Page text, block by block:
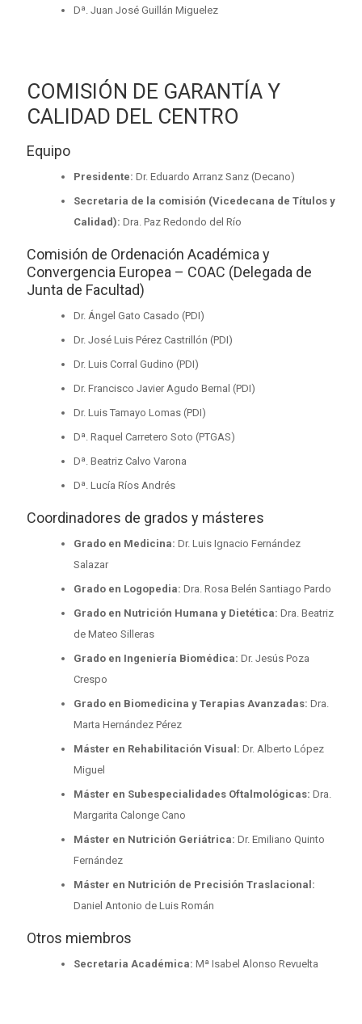
Dª. Juan José Guillán Miguelez
COMISIÓN DE GARANTÍA Y
CALIDAD DEL CENTRO
Equipo
Presidente: Dr. Eduardo Arranz Sanz (Decano)
Secretaria de la comisión (Vicedecana de Títulos y
Calidad): Dra. Paz Redondo del Río
Comisión de Ordenación Académica y
Convergencia Europea – COAC (Delegada de
Junta de Facultad)
Dr. Ángel Gato Casado (PDI)
Dr. José Luis Pérez Castrillón (PDI)
Dr. Luis Corral Gudino (PDI)
Dr. Francisco Javier Agudo Bernal (PDI)
Dr. Luis Tamayo Lomas (PDI)
Dª. Raquel Carretero Soto (PTGAS)
Dª. Beatriz Calvo Varona
Dª. Lucía Ríos Andrés
Coordinadores de grados y másteres
Grado en Medicina: Dr. Luis Ignacio Fernández
Salazar
Grado en Logopedia: Dra. Rosa Belén Santiago Pardo
Grado en Nutrición Humana y Dietética: Dra. Beatriz
de Mateo Silleras
Grado en Ingeniería Biomédica: Dr. Jesús Poza
Crespo
Grado en Biomedicina y Terapias Avanzadas: Dra.
Marta Hernández Pérez
Máster en Rehabilitación Visual: Dr. Alberto López
Miguel
Máster en Subespecialidades Oftalmológicas: Dra.
Margarita Calonge Cano
Máster en Nutrición Geriátrica: Dr. Emiliano Quinto
Fernández
Máster en Nutrición de Precisión Traslacional:
Daniel Antonio de Luis Román
Otros miembros
Secretaria Académica: Mª Isabel Alonso Revuelta